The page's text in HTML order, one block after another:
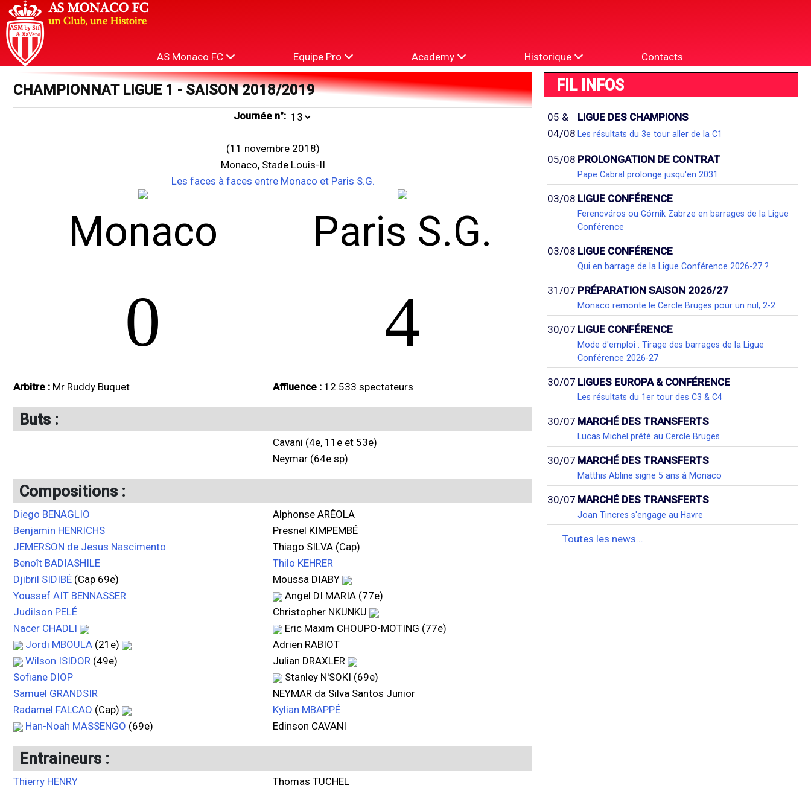
AS Monaco FC Equipe Pro Academy Historique Contacts
CHAMPIONNAT LIGUE 1 - SAISON 2018/2019
Journée n°:
(11 novembre 2018)
Monaco, Stade Louis-II
Les faces à faces entre Monaco et Paris S.G.
Monaco Paris S.G.
0 4
Arbitre : Mr Ruddy Buquet Affluence : 12.533 spectateurs
Buts :
Cavani (4e, 11e et 53e)
Neymar (64e sp)
Compositions :
Diego BENAGLIO
Benjamin HENRICHS
JEMERSON de Jesus Nascimento
Benoît BADIASHILE
Djibril SIDIBÉ (Cap 69e)
Youssef AÏT BENNASSER
Judilson PELÉ
Nacer CHADLI
Jordi MBOULA (21e)
Wilson ISIDOR (49e)
Sofiane DIOP
Samuel GRANDSIR
Radamel FALCAO (Cap)
Han-Noah MASSENGO (69e)
Alphonse ARÉOLA
Presnel KIMPEMBÉ
Thiago SILVA (Cap)
Thilo KEHRER
Moussa DIABY
Angel DI MARIA (77e)
Christopher NKUNKU
Eric Maxim CHOUPO-MOTING (77e)
Adrien RABIOT
Julian DRAXLER
Stanley N'SOKI (69e)
NEYMAR da Silva Santos Junior
Kylian MBAPPÉ
Edinson CAVANI
Entraineurs :
Thierry HENRY Thomas TUCHEL
FIL INFOS
05 &
04/08
LIGUE DES CHAMPIONS
Les résultats du 3e tour aller de la C1
05/08 PROLONGATION DE CONTRAT
Pape Cabral prolonge jusqu'en 2031
03/08 LIGUE CONFÉRENCE
Ferencváros ou Górnik Zabrze en barrages de la Ligue
Conférence
03/08 LIGUE CONFÉRENCE
Qui en barrage de la Ligue Conférence 2026-27 ?
31/07 PRÉPARATION SAISON 2026/27
Monaco remonte le Cercle Bruges pour un nul, 2-2
30/07 LIGUE CONFÉRENCE
Mode d'emploi : Tirage des barrages de la Ligue
Conférence 2026-27
30/07 LIGUES EUROPA & CONFÉRENCE
Les résultats du 1er tour des C3 & C4
30/07 MARCHÉ DES TRANSFERTS
Lucas Michel prêté au Cercle Bruges
30/07 MARCHÉ DES TRANSFERTS
Matthis Abline signe 5 ans à Monaco
30/07 MARCHÉ DES TRANSFERTS
Joan Tincres s'engage au Havre
Toutes les news...